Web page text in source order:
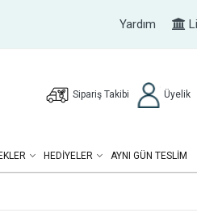
Yardım
Sipariş Takibi Üyelik
HEDIYELER AYNI GÜN TESLİM